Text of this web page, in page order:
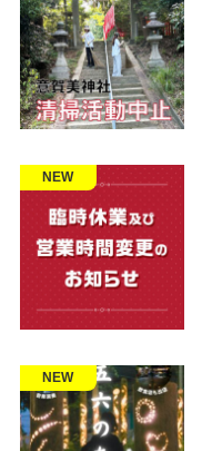
NEW
お知らせ
NEW
地域貢献